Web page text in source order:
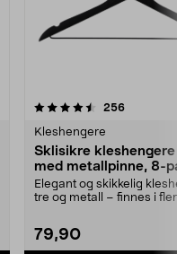
256
Kleshengere
Sklisikre
med metallpinne, 8-
Elegant og skikkelig
tre og metall – finnes i
79,90
4.5av 5 stjerner